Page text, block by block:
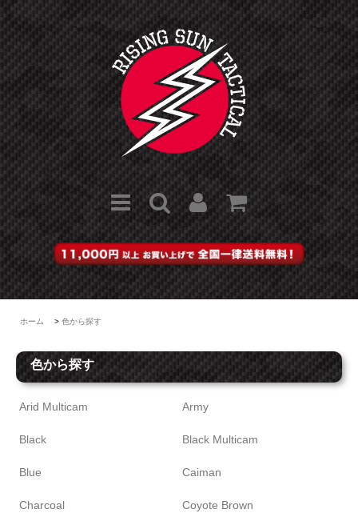
ホーム > 色から探す
色から探す
Arid Multicam Army
Black Black Multicam
Blue Caiman
Charcoal Coyote Brown